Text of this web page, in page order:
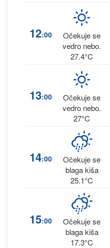
12:00
Očekuje se
vedro nebo.
27.4°C
13:00
Očekuje se
vedro nebo.
27°C
14:00
Očekuje se
blaga kiša
25.1°C
15:00
Očekuje se
blaga kiša
17.3°C